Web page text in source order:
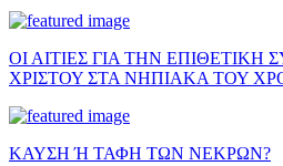
ΟΙ ΑΙΤΙΕΣ ΓΙΑ ΤΗΝ ΕΠΙΘΕΤΙΚΗ
ΧΡΙΣΤΟΥ ΣΤΑ ΝΗΠΙΑΚΑ ΤΟΥ
ΚΑΥΣΗ Ή ΤΑΦΗ ΤΩΝ ΝΕΚΡΩΝ?